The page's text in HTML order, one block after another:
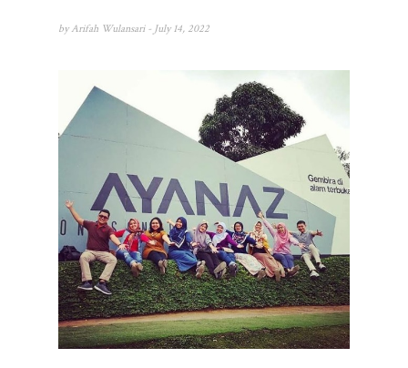
by Arifah Wulansari - July 14, 2022